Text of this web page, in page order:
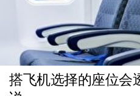
搭飞机选择的座位会